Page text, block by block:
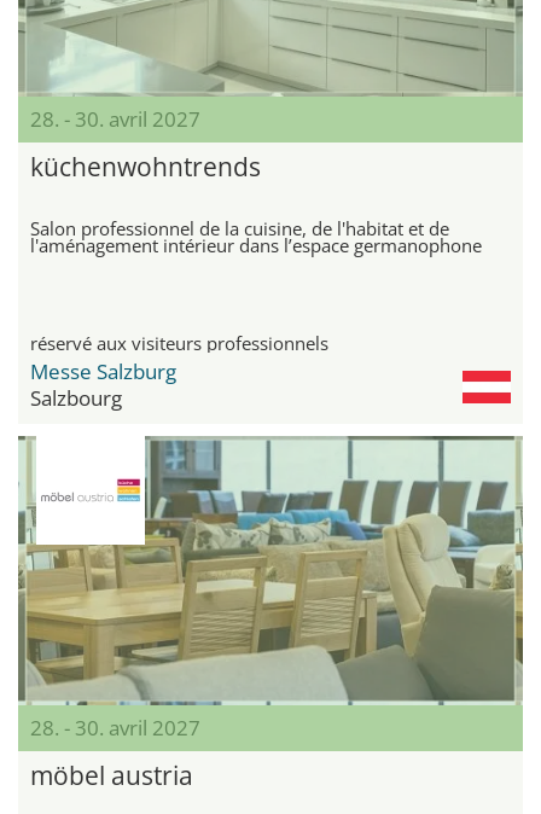
28. - 30. avril 2027
küchenwohntrends
Salon professionnel de la cuisine, de l'habitat et de
l'aménagement intérieur dans l’espace germanophone
réservé aux visiteurs professionnels
Messe Salzburg
Salzbourg
28. - 30. avril 2027
möbel austria